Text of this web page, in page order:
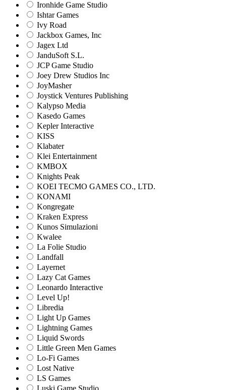
Ironhide Game Studio
Ishtar Games
Ivy Road
Jackbox Games, Inc
Jagex Ltd
JanduSoft S.L.
JCP Game Studio
Joey Drew Studios Inc
JoyMasher
Joystick Ventures Publishing
Kalypso Media
Kasedo Games
Kepler Interactive
KISS
Klabater
Klei Entertainment
KMBOX
Knights Peak
KOEI TECMO GAMES CO., LTD.
KONAMI
Kongregate
Kraken Express
Kunos Simulazioni
Kwalee
La Folie Studio
Landfall
Layernet
Lazy Cat Games
Leonardo Interactive
Level Up!
Libredia
Light Up Games
Lightning Games
Liquid Swords
Little Green Men Games
Lo-Fi Games
Lost Native
LS Games